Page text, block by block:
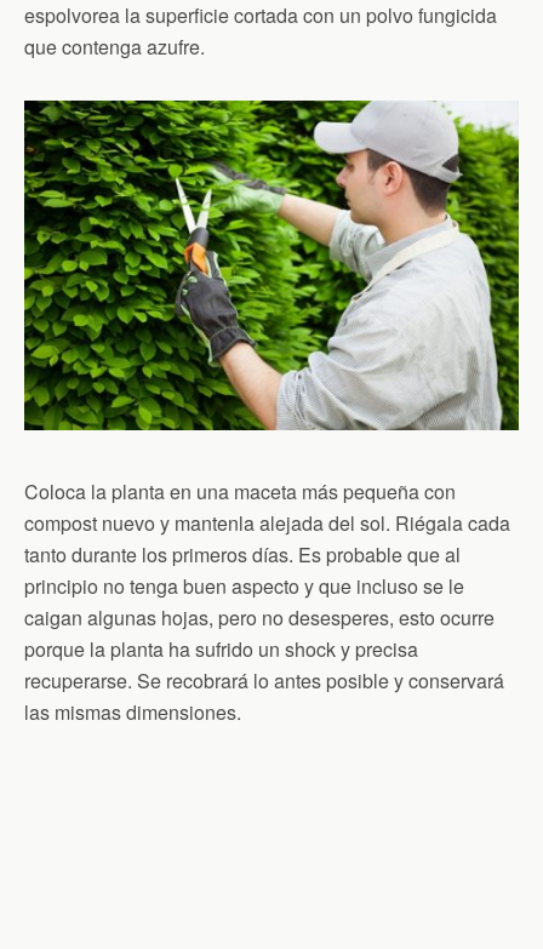
espolvorea la superficie cortada con un polvo fungicida
que contenga azufre.
Coloca la planta en una maceta más pequeña con
compost nuevo y mantenla alejada del sol. Riégala cada
tanto durante los primeros días. Es probable que al
principio no tenga buen aspecto y que incluso se le
caigan algunas hojas, pero no desesperes, esto ocurre
porque la planta ha sufrido un shock y precisa
recuperarse. Se recobrará lo antes posible y conservará
las mismas dimensiones.